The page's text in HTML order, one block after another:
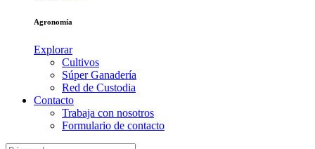
Agronomía
Explorar
Cultivos
Súper Ganadería
Red de Custodia
Contacto
Trabaja con nosotros
Formulario de contacto